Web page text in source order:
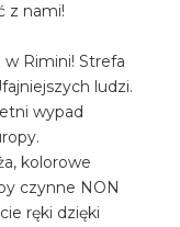
z nami!
Rimini! Strefa
ludzi.
wypad
kolorowe
czynne NON
ręki dzięki